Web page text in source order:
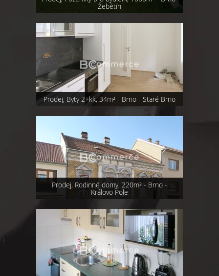
Žebětín
Prodej, Byty 2+kk, 34m² - Brno - Staré Brno
Prodej, Rodinné domy, 220m² - Brno -
Královo Pole